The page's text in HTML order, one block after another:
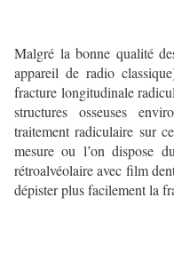
Malgré la bonne qualité
appareil de radio
fracture longitudinale
structures osseuses
traitement radiculaire sur
mesure ou l’on dispose
rétroalvéolaire avec film
dépister plus facilement la